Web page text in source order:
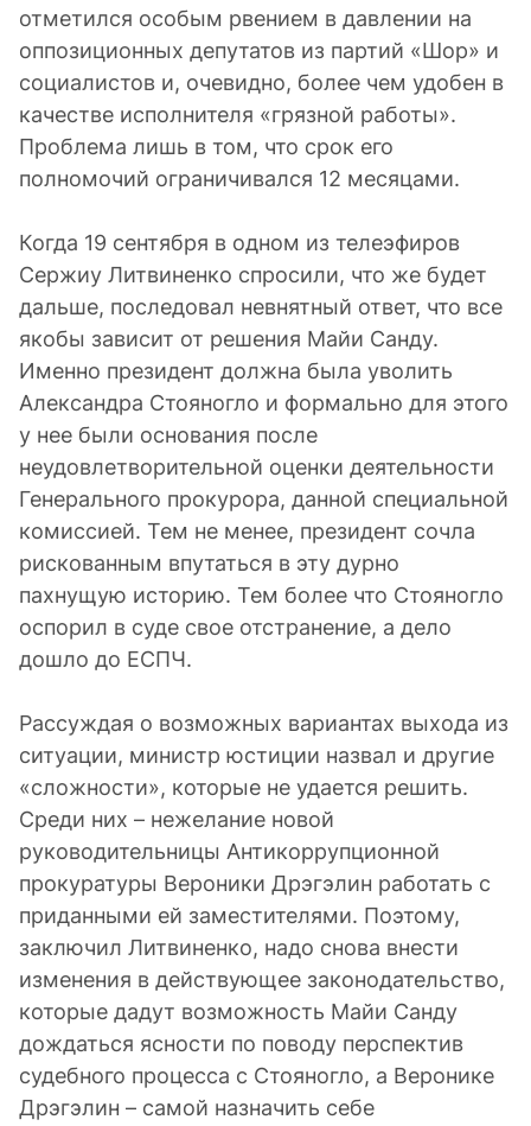
отметился особым рвением в давлении на
оппозиционных депутатов из партий «Шор» и
социалистов и, очевидно, более чем удобен в
качестве исполнителя «грязной работы».
Проблема лишь в том, что срок его
полномочий ограничивался 12 месяцами.
Когда 19 сентября в одном из телеэфиров
Сержиу Литвиненко спросили, что же будет
дальше, последовал невнятный ответ, что все
якобы зависит от решения Майи Санду.
Именно президент должна была уволить
Александра Стояногло и формально для этого
у нее были основания после
неудовлетворительной оценки деятельности
Генерального прокурора, данной специальной
комиссией. Тем не менее, президент сочла
рискованным впутаться в эту дурно
пахнущую историю. Тем более что Стояногло
оспорил в суде свое отстранение, а дело
дошло до ЕСПЧ.
Рассуждая о возможных вариантах выхода из
ситуации, министр юстиции назвал и другие
«сложности», которые не удается решить.
Среди них – нежелание новой
руководительницы Антикоррупционной
прокуратуры Вероники Дрэгэлин работать с
приданными ей заместителями. Поэтому,
заключил Литвиненко, надо снова внести
изменения в действующее законодательство,
которые дадут возможность Майи Санду
дождаться ясности по поводу перспектив
судебного процесса с Стояногло, а Веронике
Дрэгэлин – самой назначить себе